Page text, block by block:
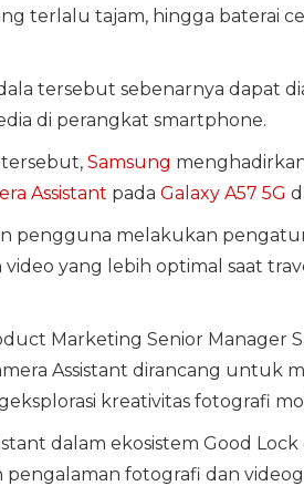
terlalu tajam, hingga baterai
tersebut sebenarnya dapat
di perangkat smartphone.
Samsung
Assistant pada Galaxy A57 5G
pengguna melakukan
yang lebih optimal saat
Marketing Senior Manager
Assistant dirancang untuk
kreativitas fotografi
dalam ekosistem Good Lock
fotografi dan